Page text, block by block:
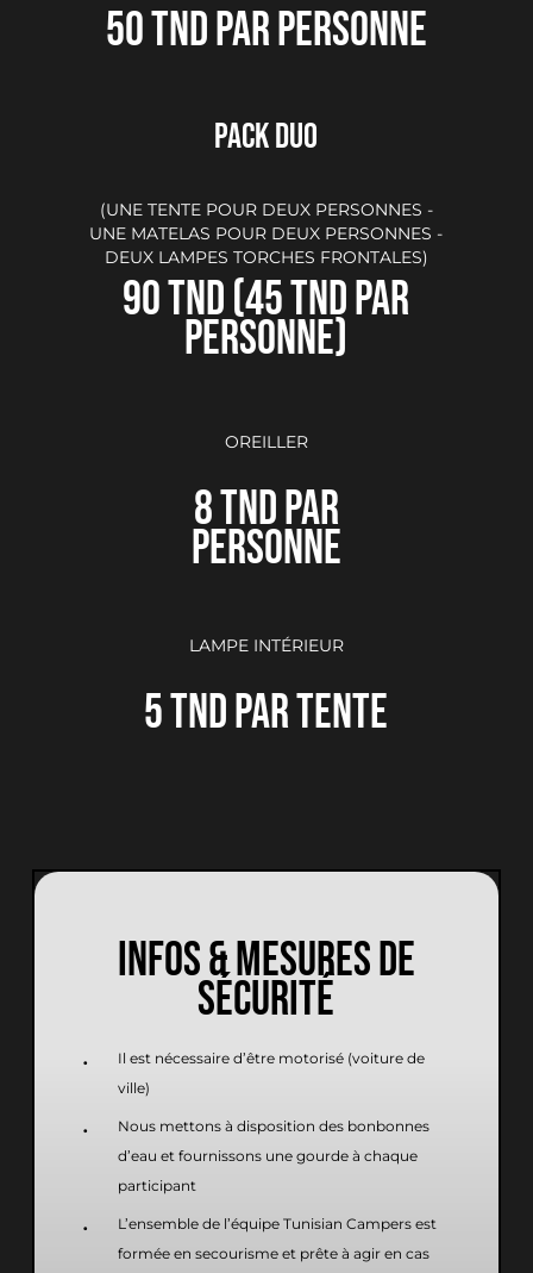
50 TND PAR PERSONNE
PACK DUO
(UNE TENTE POUR DEUX PERSONNES -
UNE MATELAS POUR DEUX PERSONNES -
DEUX LAMPES TORCHES FRONTALES)
90 TND (45 TND PAR
PERSONNE)
OREILLER
8 TND PAR
PERSONNE
LAMPE INTÉRIEUR
5 TND PAR TENTE
INFOS & MESURES DE
SÉCURITÉ
Il est nécessaire d’être motorisé (voiture de
ville)
Nous mettons à disposition des bonbonnes
d’eau et fournissons une gourde à chaque
participant
L’ensemble de l’équipe Tunisian Campers est
formée en secourisme et prête à agir en cas